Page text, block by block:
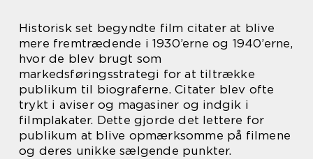
Historisk set begyndte film citater at blive
mere fremtrædende i 1930’erne og 1940’erne,
hvor de blev brugt som
markedsføringsstrategi for at tiltrække
publikum til biograferne. Citater blev ofte
trykt i aviser og magasiner og indgik i
filmplakater. Dette gjorde det lettere for
publikum at blive opmærksomme på filmene
og deres unikke sælgende punkter.